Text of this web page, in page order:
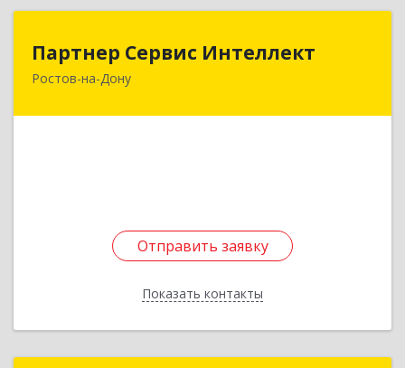
Партнер Сервис Интеллект
Ростов-на-Дону
Отправить заявку
Показать контакты
344038, Ростовская обл, Ростов-на-Дону г,
Отправить заявку
Назад